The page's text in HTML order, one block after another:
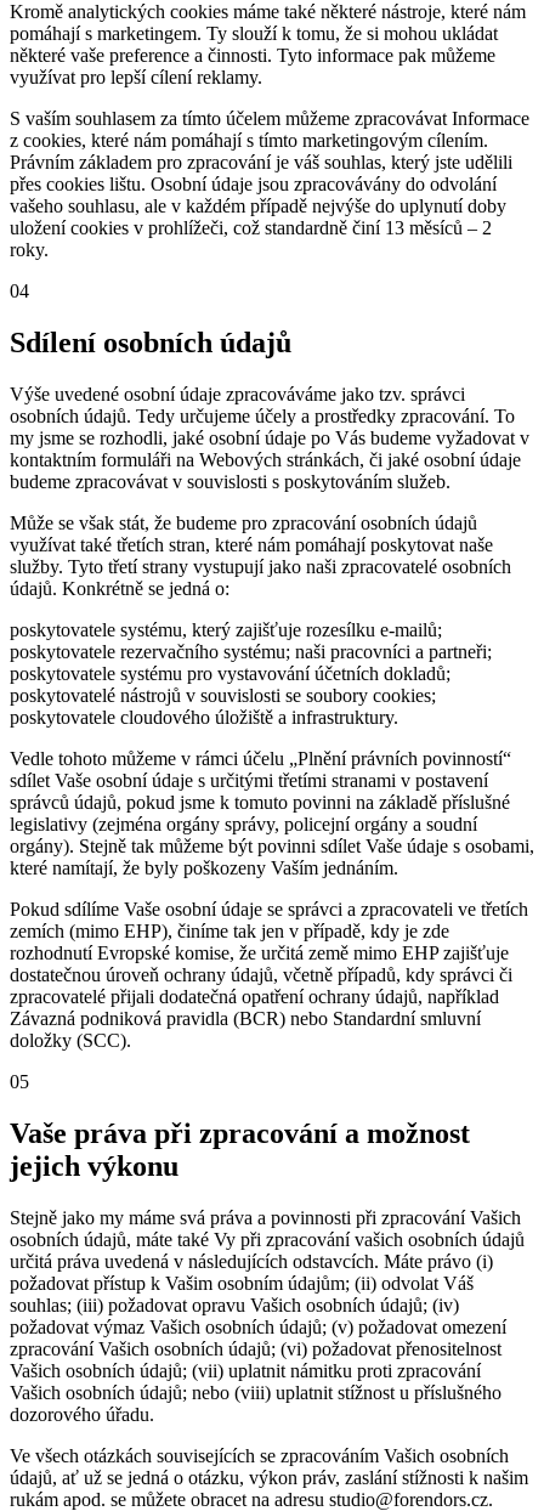
Kromě analytických cookies máme také některé nástroje, které nám
pomáhají s marketingem. Ty slouží k tomu, že si mohou ukládat
některé vaše preference a činnosti. Tyto informace pak můžeme
využívat pro lepší cílení reklamy.
S vaším souhlasem za tímto účelem můžeme zpracovávat Informace
z cookies, které nám pomáhají s tímto marketingovým cílením.
Právním základem pro zpracování je váš souhlas, který jste udělili
přes cookies lištu. Osobní údaje jsou zpracovávány do odvolání
vašeho souhlasu, ale v každém případě nejvýše do uplynutí doby
uložení cookies v prohlížeči, což standardně činí 13 měsíců – 2
roky.
04
Sdílení osobních údajů
Výše uvedené osobní údaje zpracováváme jako tzv. správci
osobních údajů. Tedy určujeme účely a prostředky zpracování. To
my jsme se rozhodli, jaké osobní údaje po Vás budeme vyžadovat v
kontaktním formuláři na Webových stránkách, či jaké osobní údaje
budeme zpracovávat v souvislosti s poskytováním služeb.
Může se však stát, že budeme pro zpracování osobních údajů
využívat také třetích stran, které nám pomáhají poskytovat naše
služby. Tyto třetí strany vystupují jako naši zpracovatelé osobních
údajů. Konkrétně se jedná o:
poskytovatele systému, který zajišťuje rozesílku e-mailů;
poskytovatele rezervačního systému; naši pracovníci a partneři;
poskytovatele systému pro vystavování účetních dokladů;
poskytovatelé nástrojů v souvislosti se soubory cookies;
poskytovatele cloudového úložiště a infrastruktury.
Vedle tohoto můžeme v rámci účelu „Plnění právních povinností“
sdílet Vaše osobní údaje s určitými třetími stranami v postavení
správců údajů, pokud jsme k tomuto povinni na základě příslušné
legislativy (zejména orgány správy, policejní orgány a soudní
orgány). Stejně tak můžeme být povinni sdílet Vaše údaje s osobami,
které namítají, že byly poškozeny Vaším jednáním.
Pokud sdílíme Vaše osobní údaje se správci a zpracovateli ve třetích
zemích (mimo EHP), činíme tak jen v případě, kdy je zde
rozhodnutí Evropské komise, že určitá země mimo EHP zajišťuje
dostatečnou úroveň ochrany údajů, včetně případů, kdy správci či
zpracovatelé přijali dodatečná opatření ochrany údajů, například
Závazná podniková pravidla (BCR) nebo Standardní smluvní
doložky (SCC).
05
Vaše práva při zpracování a možnost
jejich výkonu
Stejně jako my máme svá práva a povinnosti při zpracování Vašich
osobních údajů, máte také Vy při zpracování vašich osobních údajů
určitá práva uvedená v následujících odstavcích. Máte právo (i)
požadovat přístup k Vašim osobním údajům; (ii) odvolat Váš
souhlas; (iii) požadovat opravu Vašich osobních údajů; (iv)
požadovat výmaz Vašich osobních údajů; (v) požadovat omezení
zpracování Vašich osobních údajů; (vi) požadovat přenositelnost
Vašich osobních údajů; (vii) uplatnit námitku proti zpracování
Vašich osobních údajů; nebo (viii) uplatnit stížnost u příslušného
dozorového úřadu.
Ve všech otázkách souvisejících se zpracováním Vašich osobních
údajů, ať už se jedná o otázku, výkon práv, zaslání stížnosti k našim
rukám apod. se můžete obracet na adresu studio@forendors.cz.